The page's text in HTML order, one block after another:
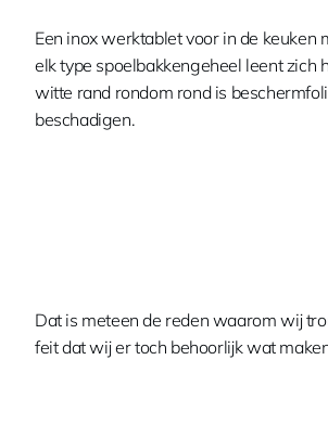
Een inox werktablet voor in de
elk type spoelbakkengeheel leent zich
witte rand rondom rond is
beschadigen.
Dat is meteen de reden waarom wij
feit dat wij er toch behoorlijk wat